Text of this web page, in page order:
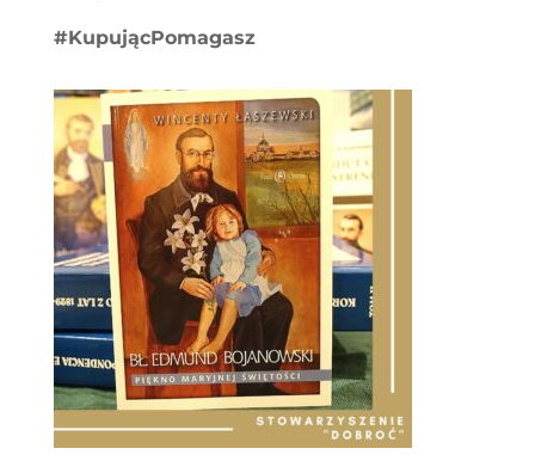
#KupującPomagasz